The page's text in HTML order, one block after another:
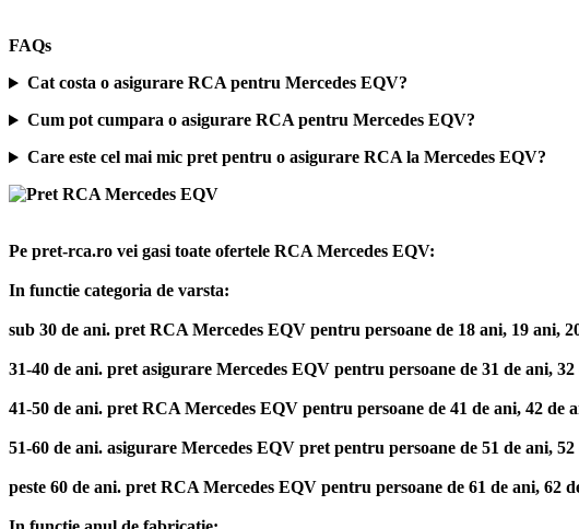
FAQs
Cat costa o asigurare RCA pentru Mercedes EQV?
Cum pot cumpara o asigurare RCA pentru Mercedes EQV?
Care este cel mai mic pret pentru o asigurare RCA la Mercedes EQV?
Pe pret-rca.ro vei gasi toate ofertele RCA Mercedes EQV:
In functie categoria de varsta:
sub 30 de ani. pret RCA Mercedes EQV pentru persoane de 18 ani, 19 ani,
31-40 de ani. pret asigurare Mercedes EQV pentru persoane de 31 de ani,
41-50 de ani. pret RCA Mercedes EQV pentru persoane de 41 de ani, 42 de
51-60 de ani. asigurare Mercedes EQV pret pentru persoane de 51 de ani,
peste 60 de ani. pret RCA Mercedes EQV pentru persoane de 61 de ani, 62